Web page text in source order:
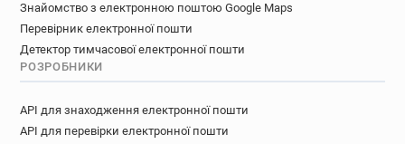
Знайомство з електронною поштою Google Maps
Перевірник електронної пошти
Детектор тимчасової електронної пошти
РОЗРОБНИКИ
API для знаходження електронної пошти
API для перевірки електронної пошти